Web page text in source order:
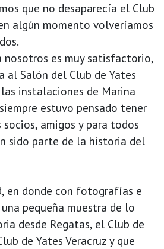
que no desaparecía el Club
algún momento volveríamos
nosotros es muy satisfactorio,
al Salón del Club de Yates
instalaciones de Marina
estuvo pensado tener
amigos y para todos
sido parte de la historia del
en donde con fotografías e
pequeña muestra de lo
desde Regatas, el Club de
de Yates Veracruz y que